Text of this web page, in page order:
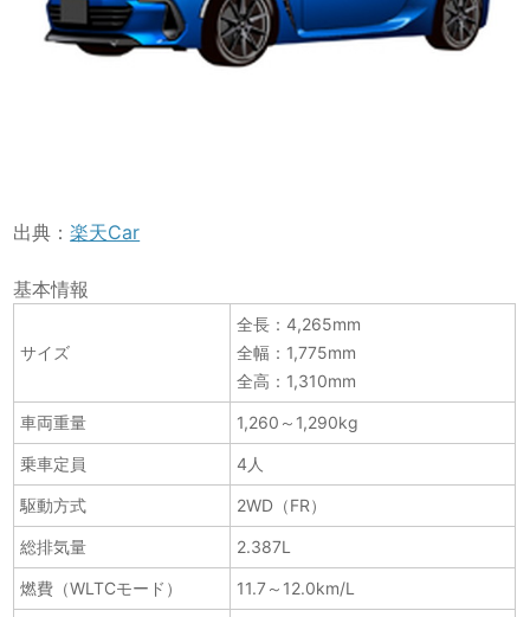
出典：楽天Car
基本情報
サイズ
全長：4,265mm
全幅：1,775mm
全高：1,310mm
車両重量 1,260～1,290kg
乗車定員 4人
駆動方式 2WD（FR）
総排気量 2.387L
燃費（WLTCモード） 11.7～12.0km/L